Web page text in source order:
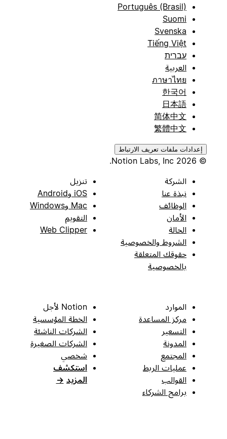
Português (Brasil)
Suomi
Svenska
Tiếng Việt
עברית
العربية
ภาษาไทย
한국어
日本語
简体中文
繁體中文
إعدادات ملفات تعريف الارتباط
الشركة
نبذة عنا
الوظائف
الأمان
الحالة
الشروط والخصوصية
حقوقك المتعلقة
بالخصوصية
تنزيل
iOS وAndroid
Mac وWindows
التقويم
Web Clipper
الموارد
مركز المساعدة
التسعير
المدونة
المجتمع
عمليات الربط
القوالب
برامج الشركاء
Notion لأجل
الخطة المؤسسية
الشركات الناشئة
الشركات الصغيرة
شخصي
استكشف
المزيد →